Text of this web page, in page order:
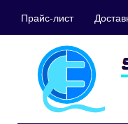
Прайс-лист